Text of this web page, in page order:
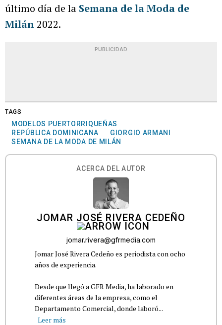
último día de la Semana de la Moda de
Milán 2022.
PUBLICIDAD
TAGS
MODELOS PUERTORRIQUEÑAS
REPÚBLICA DOMINICANA
GIORGIO ARMANI
SEMANA DE LA MODA DE MILÁN
ACERCA DEL AUTOR
JOMAR JOSÉ RIVERA CEDEÑO
jomar.rivera@gfrmedia.com
Jomar José Rivera Cedeño es periodista con ocho
años de experiencia.
Desde que llegó a GFR Media, ha laborado en
diferentes áreas de la empresa, como el
Departamento Comercial, donde laboró...
Leer más